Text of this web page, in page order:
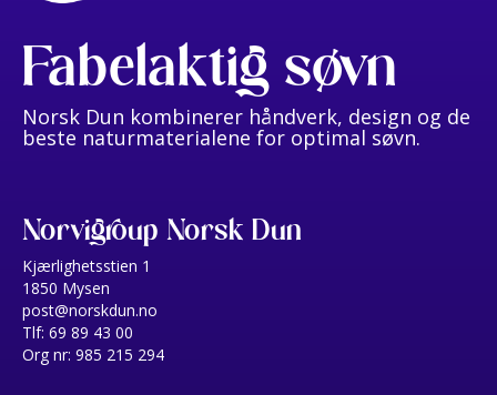
Fabelaktig søvn
Norsk Dun kombinerer håndverk, design og de
beste naturmaterialene for optimal søvn.
Norvigroup Norsk Dun
Kjærlighetsstien 1
1850 Mysen
post@norskdun.no
Tlf: 69 89 43 00
Org nr: 985 215 294